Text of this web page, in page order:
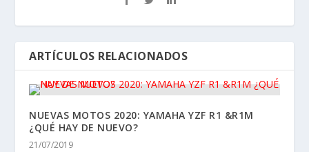
ARTÍCULOS RELACIONADOS
NUEVAS MOTOS 2020: YAMAHA YZF R1 &R1M
¿QUÉ HAY DE NUEVO?
21/07/2019